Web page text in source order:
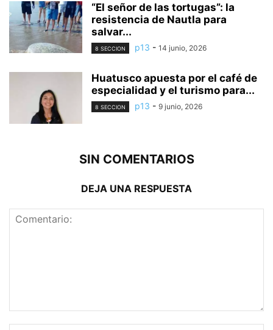
“El señor de las tortugas”: la
resistencia de Nautla para
salvar...
8 SECCION p13 - 14 junio, 2026
Huatusco apuesta por el café de
especialidad y el turismo para...
8 SECCION p13 - 9 junio, 2026
SIN COMENTARIOS
DEJA UNA RESPUESTA